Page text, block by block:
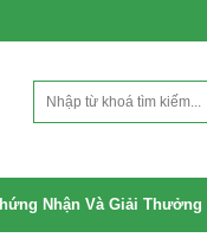
Nhận Và Giải Thưởng